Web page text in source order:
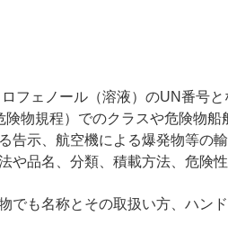
フェノール（溶液）のUN番号
険物規程）でのクラスや危険物
告示、航空機による爆発物等の
や品名、分類、積載方法、危険
でも名称とその取扱い方、ハン